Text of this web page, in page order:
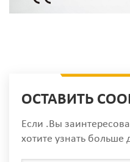
ОСТАВИТЬ
Если .Вы
хотите узнать больше